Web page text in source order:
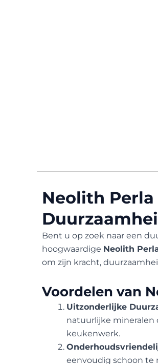
Neolith
Bent u op zoek naar een
hoogwaardige Neolith
om zijn kracht,
Voordelen van
Uitzonderlijke
natuurlijke mineralen
keukenwerk.
eenvoudig schoon te